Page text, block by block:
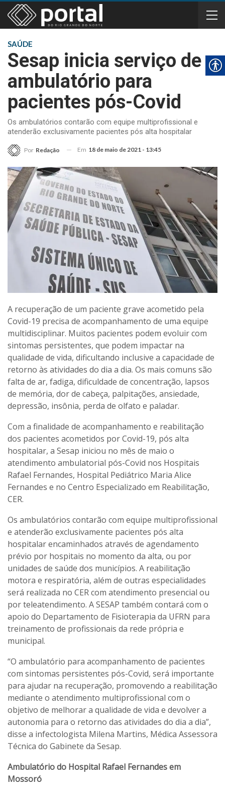
SAÚDE
Sesap inicia serviço de
ambulatório para
pacientes pós-Covid
Os ambulatórios contarão com equipe multiprofissional e
atenderão exclusivamente pacientes pós alta hospitalar
Por Redação Em 18 de maio de 2021 - 13:45
A recuperação de um paciente grave acometido pela
Covid-19 precisa de acompanhamento de uma equipe
multidisciplinar. Muitos pacientes podem evoluir com
sintomas persistentes, que podem impactar na
qualidade de vida, dificultando inclusive a capacidade de
retorno às atividades do dia a dia. Os mais comuns são
falta de ar, fadiga, dificuldade de concentração, lapsos
de memória, dor de cabeça, palpitações, ansiedade,
depressão, insônia, perda de olfato e paladar.
Com a finalidade de acompanhamento e reabilitação
dos pacientes acometidos por Covid-19, pós alta
hospitalar, a Sesap iniciou no mês de maio o
atendimento ambulatorial pós-Covid nos Hospitais
Rafael Fernandes, Hospital Pediátrico Maria Alice
Fernandes e no Centro Especializado em Reabilitação,
CER.
Os ambulatórios contarão com equipe multiprofissional
e atenderão exclusivamente pacientes pós alta
hospitalar encaminhados através de agendamento
prévio por hospitais no momento da alta, ou por
unidades de saúde dos municípios. A reabilitação
motora e respiratória, além de outras especialidades
será realizada no CER com atendimento presencial ou
por teleatendimento. A SESAP também contará com o
apoio do Departamento de Fisioterapia da UFRN para
treinamento de profissionais da rede própria e
municipal.
“O ambulatório para acompanhamento de pacientes
com sintomas persistentes pós-Covid, será importante
para ajudar na recuperação, promovendo a reabilitação
mediante o atendimento multiprofissional com o
objetivo de melhorar a qualidade de vida e devolver a
autonomia para o retorno das atividades do dia a dia”,
disse a infectologista Milena Martins, Médica Assessora
Técnica do Gabinete da Sesap.
Ambulatório do Hospital Rafael Fernandes em
Mossoró